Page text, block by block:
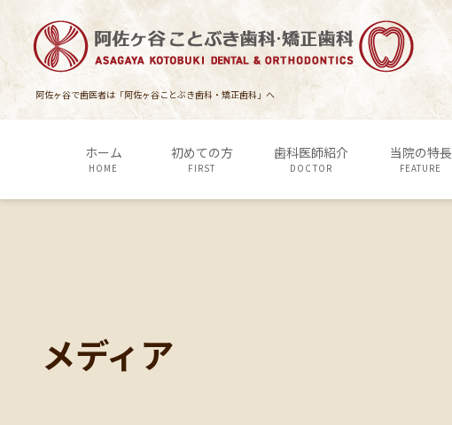
テ
ン
ツ
に
ゲ
ー
シ
ョ
動
阿佐ヶ谷で歯医者は「阿佐ヶ谷ことぶき歯科・矯正歯科」へ
ホーム
HOME
初めての方
FIRST
歯科医師紹介
DOCTOR
当院の特長
FEATURE
メディア